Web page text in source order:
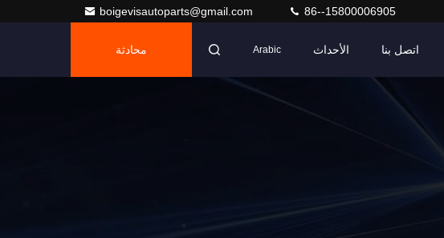
boigevisautoparts@gmail.com 86--15800006905
اتصل بنا الأحداث Arabic محادثة